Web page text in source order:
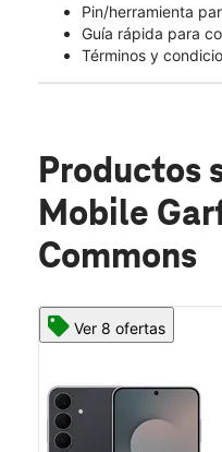
Pin/herramienta
Guía rápida para
Términos y
Productos
Mobile
Commons
Ver 8 ofertas